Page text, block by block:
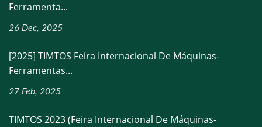
Ferramenta...
26 Dec, 2025
[2025] TIMTOS Feira Internacional De Máquinas-
Ferramentas...
27 Feb, 2025
TIMTOS 2023 (Feira Internacional De Máquinas-